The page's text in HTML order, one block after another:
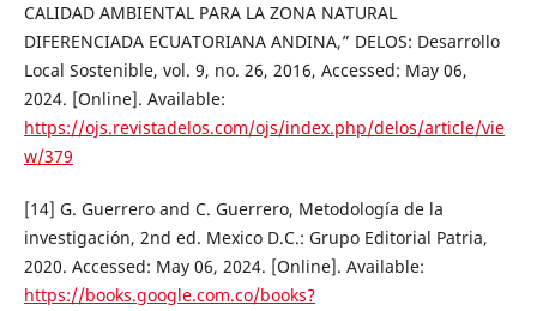
CALIDAD AMBIENTAL PARA LA ZONA NATURAL
DIFERENCIADA ECUATORIANA ANDINA,” DELOS: Desarrollo
Local Sostenible, vol. 9, no. 26, 2016, Accessed: May 06,
2024. [Online]. Available:
https://ojs.revistadelos.com/ojs/index.php/delos/article/vie
w/379
[14] G. Guerrero and C. Guerrero, Metodología de la
investigación, 2nd ed. Mexico D.C.: Grupo Editorial Patria,
2020. Accessed: May 06, 2024. [Online]. Available:
https://books.google.com.co/books?